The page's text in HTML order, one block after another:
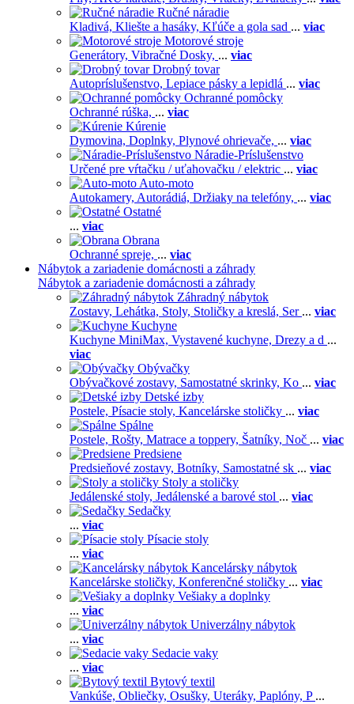
Ručné náradie
Kladivá, Kliešte a hasáky, Kľúče a gola sad ... viac
Motorové stroje
Generátory, Vibračné Dosky, ... viac
Drobný tovar
Autopríslušenstvo, Lepiace pásky a lepidlá ... viac
Ochranné pomôcky
Ochranné rúška, ... viac
Kúrenie
Dymovina, Doplnky, Plynové ohrievače, ... viac
Náradie-Príslušenstvo
Určené pre vŕtačku / uťahovačku / elektric ... viac
Auto-moto
Autokamery, Autorádiá, Držiaky na telefóny, ... viac
Ostatné
... viac
Obrana
Ochranné spreje, ... viac
Nábytok a zariadenie domácnosti a záhrady
Nábytok a zariadenie domácnosti a záhrady
Záhradný nábytok
Zostavy, Lehátka, Stoly, Stoličky a kreslá, Ser ... viac
Kuchyne
Kuchyne MiniMax, Vystavené kuchyne, Drezy a d ...
viac
Obývačky
Obývačkové zostavy, Samostatné skrinky, Ko ... viac
Detské izby
Postele, Písacie stoly, Kancelárske stoličky ... viac
Spálne
Postele, Rošty, Matrace a toppery, Šatníky, Noč ... viac
Predsiene
Predsieňové zostavy, Botníky, Samostatné sk ... viac
Stoly a stoličky
Jedálenské stoly, Jedálenské a barové stol ... viac
Sedačky
... viac
Písacie stoly
... viac
Kancelársky nábytok
Kancelárske stoličky, Konferenčné stoličky ... viac
Vešiaky a doplnky
... viac
Univerzálny nábytok
... viac
Sedacie vaky
... viac
Bytový textil
Vankúše, Obliečky, Osušky, Uteráky, Paplóny, P ...